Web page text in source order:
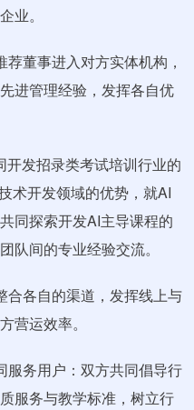
业。
董事进入对方实体机构，
进管理经验，发挥各自优
发招录类考试培训行业的
术开发领域的优势，就AI
同探索开发AI主导课程的
队间的专业经验交流。
各自的渠道，发挥线上与
营运效率。
务用户：双方共同倡导行
服务与教学标准，树立行